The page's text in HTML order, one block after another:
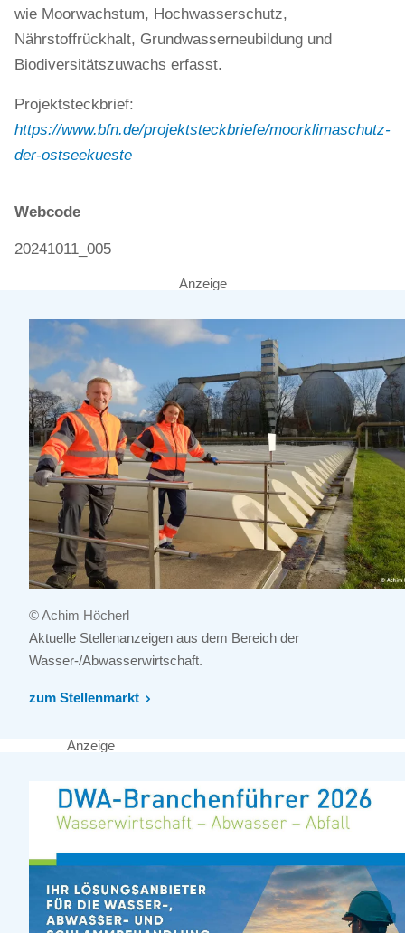
wie Moorwachstum, Hochwasserschutz,
Nährstoffrückhalt, Grundwasserneubildung und
Biodiversitätszuwachs erfasst.
Projektsteckbrief:
https://www.bfn.de/projektsteckbriefe/moorklimaschutz-
der-ostseekueste
Webcode
20241011_005
Anzeige
© Achim Höcherl
Aktuelle Stellenanzeigen aus dem Bereich der
Wasser-/Abwasserwirtschaft.
zum Stellenmarkt
Anzeige